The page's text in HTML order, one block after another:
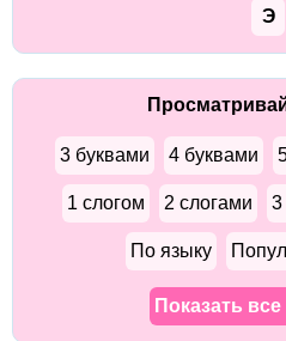
Э
3 буквами 4 буквами
1 слогом 2 слогами 3
По языку
Показать все